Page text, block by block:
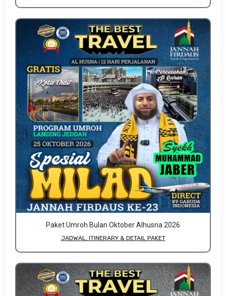
Paket Umroh Bulan Oktober Alhusna 2026
JADWAL, ITINERARY & DETAIL PAKET